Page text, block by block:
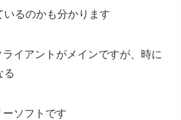
いるのかも分かります
イアントがメインですが、時に
る
ソフトです